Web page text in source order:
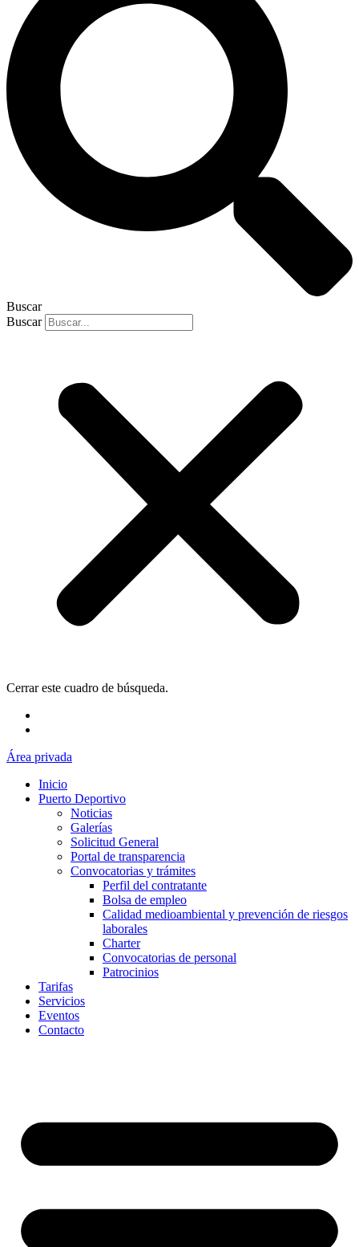
Buscar
Buscar
Cerrar este cuadro de búsqueda.
Área privada
Inicio
Puerto Deportivo
Noticias
Galerías
Solicitud General
Portal de transparencia
Convocatorias y trámites
Perfil del contratante
Bolsa de empleo
Calidad medioambiental y prevención de riesgos
laborales
Charter
Convocatorias de personal
Patrocinios
Tarifas
Servicios
Eventos
Contacto